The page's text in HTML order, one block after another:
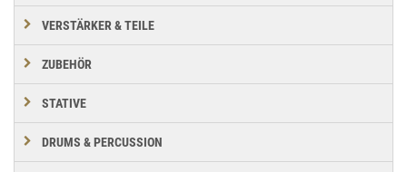
VERSTÄRKER & TEILE
ZUBEHÖR
STATIVE
DRUMS & PERCUSSION